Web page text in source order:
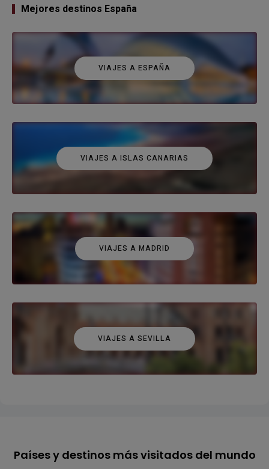
Mejores destinos España
VIAJES A ESPAÑA
VIAJES A ISLAS CANARIAS
VIAJES A MADRID
VIAJES A SEVILLA
Países y destinos más visitados del mundo